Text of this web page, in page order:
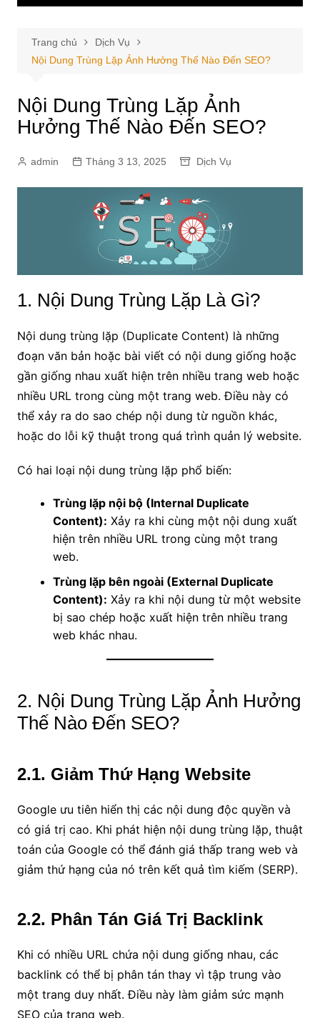
Trang chủ
Dịch Vụ
Nội Dung Trùng Lặp Ảnh Hưởng Thế Nào Đến SEO?
Nội Dung Trùng Lặp Ảnh
Hưởng Thế Nào Đến SEO?
admin Tháng 3 13, 2025 Dịch Vụ
1. Nội Dung Trùng Lặp Là Gì?
Nội dung trùng lặp (Duplicate Content) là những
đoạn văn bản hoặc bài viết có nội dung giống hoặc
gần giống nhau xuất hiện trên nhiều trang web hoặc
nhiều URL trong cùng một trang web. Điều này có
thể xảy ra do sao chép nội dung từ nguồn khác,
hoặc do lỗi kỹ thuật trong quá trình quản lý website.
Có hai loại nội dung trùng lặp phổ biến:
Trùng lặp nội bộ (Internal Duplicate
Content): Xảy ra khi cùng một nội dung xuất
hiện trên nhiều URL trong cùng một trang
web.
Trùng lặp bên ngoài (External Duplicate
Content): Xảy ra khi nội dung từ một website
bị sao chép hoặc xuất hiện trên nhiều trang
web khác nhau.
2. Nội Dung Trùng Lặp Ảnh Hưởng
Thế Nào Đến SEO?
2.1. Giảm Thứ Hạng Website
Google ưu tiên hiển thị các nội dung độc quyền và
có giá trị cao. Khi phát hiện nội dung trùng lặp, thuật
toán của Google có thể đánh giá thấp trang web và
giảm thứ hạng của nó trên kết quả tìm kiếm (SERP).
2.2. Phân Tán Giá Trị Backlink
Khi có nhiều URL chứa nội dung giống nhau, các
backlink có thể bị phân tán thay vì tập trung vào
một trang duy nhất. Điều này làm giảm sức mạnh
SEO của trang web.